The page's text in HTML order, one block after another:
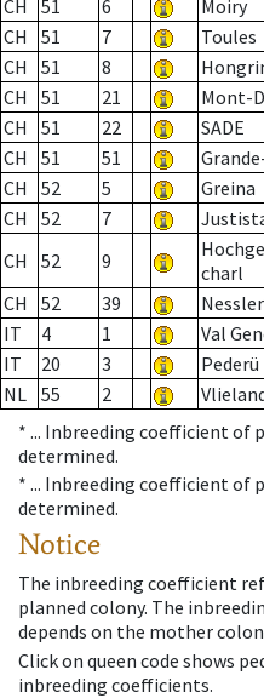
CH 51 6 Moiry
CH
51 7 Toules
CH
51 8
CH
51 21 Mont-
CH
51 22 SADE
CH
51 51
CH
52 5 Greina
CH
52 7
CH
52 9
charl
CH
52 39
IT
4 1 Val
IT
20 3 Pederü
NL 55 2
* ... Inbreeding coefficient of
determined.
* ... Inbreeding coefficient of
determined.
Notice
The inbreeding coefficient
planned colony. The
depends on the mother
Click on queen code shows
inbreeding coefficients.